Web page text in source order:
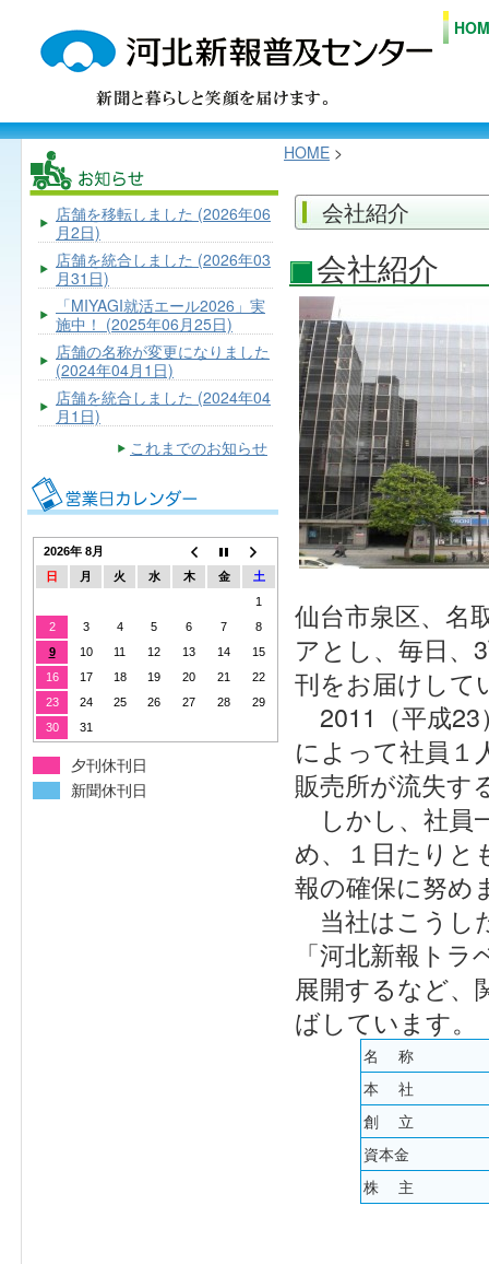
店舗を移転しました (2026年06
月2日)
店舗を統合しました (2026年03
月31日)
「MIYAGI就活エール2026」実
施中！ (2025年06月25日)
店舗の名称が変更になりました
(2024年04月1日)
店舗を統合しました (2024年04
月1日)
これまでのお知らせ
2026年 8月
日
月 火 水 木 金
土
1
2
3 4 5 6 7
8
9
10 11 12 13 14
15
16
17 18 19 20 21
22
23
24 25 26 27 28
29
30
31
夕刊休刊日
新聞休刊日
HOME >
会社紹介
会社紹介
仙台市泉区、名
アとし、毎日、
刊をお届けして
2011（平成23
によって社員１
販売所が流失す
しかし、社員
め、１日たりと
報の確保に努め
当社はこうし
「河北新報ト
展開するなど、
ばしています。
名 称
本 社
創 立
資本金
株 主